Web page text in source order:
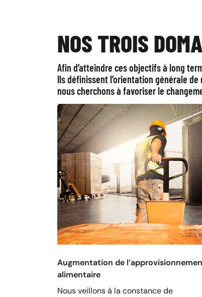
NOS TROIS
Afin d’atteindre ces objectifs à long
Ils définissent l’orientation générale
nous cherchons à favoriser le
Augmentation de
alimentaire
Nous veillons à la constance de